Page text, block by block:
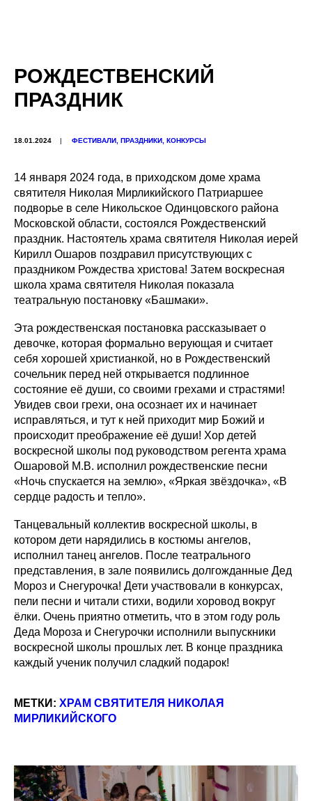
РОЖДЕСТВЕНСКИЙ
ПРАЗДНИК
18.01.2024 | ФЕСТИВАЛИ, ПРАЗДНИКИ, КОНКУРСЫ
14 января 2024 года, в приходском доме храма
святителя Николая Мирликийского Патриаршее
подворье в селе Никольское Одинцовского района
Московской области, состоялся Рождественский
праздник. Настоятель храма святителя Николая иерей
Кирилл Ошаров поздравил присутствующих с
праздником Рождества христова! Затем воскресная
школа храма святителя Николая показала
театральную постановку «Башмаки».
Эта рождественская постановка рассказывает о
девочке, которая формально верующая и считает
себя хорошей христианкой, но в Рождественский
сочельник перед ней открывается подлинное
состояние её души, со своими грехами и страстями!
Увидев свои грехи, она осознает их и начинает
исправляться, и тут к ней приходит мир Божий и
происходит преображение её души! Хор детей
воскресной школы под руководством регента храма
Ошаровой М.В. исполнил рождественские песни
«Ночь спускается на землю», «Яркая звёздочка», «В
сердце радость и тепло».
Танцевальный коллектив воскресной школы, в
котором дети нарядились в костюмы ангелов,
исполнил танец ангелов. После театрального
представления, в зале появились долгожданные Дед
Мороз и Снегурочка! Дети участвовали в конкурсах,
пели песни и читали стихи, водили хоровод вокруг
ёлки. Очень приятно отметить, что в этом году роль
Деда Мороза и Снегурочки исполнили выпускники
воскресной школы прошлых лет. В конце праздника
каждый ученик получил сладкий подарок!
МЕТКИ: ХРАМ СВЯТИТЕЛЯ НИКОЛАЯ
МИРЛИКИЙСКОГО